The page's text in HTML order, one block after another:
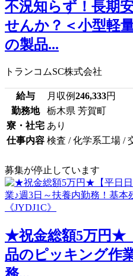
不況知らず！長期
せんか？＜小型軽
の製品...
トランコムSC株式会社
給与 月収例246,333円
勤務地
栃木県 芳賀町
寮・社宅 あり
仕事内容 検査 / 化学系工場 /
募集が停止しています
★祝金総額5万円★
品のピッキング作